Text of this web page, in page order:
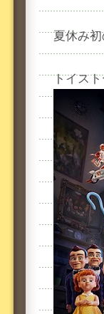
夏休み
トイス